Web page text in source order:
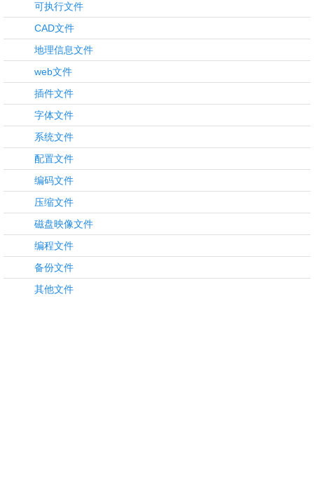
可执行文件
CAD文件
地理信息文件
web文件
插件文件
字体文件
系统文件
配置文件
编码文件
压缩文件
磁盘映像文件
编程文件
备份文件
其他文件